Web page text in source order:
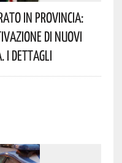
In Provincia:
Di Nuovi
I Dettagli